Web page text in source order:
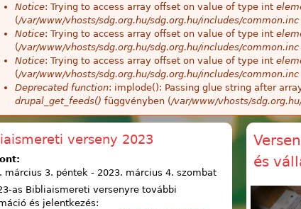
Notice: Trying to access array offset on value of type int
(/var/www/vhosts/sdg.org.hu/sdg.org.hu/includes/common.inc
Notice: Trying to access array offset on value of type int
(/var/www/vhosts/sdg.org.hu/sdg.org.hu/includes/common.inc
Notice: Trying to access array offset on value of type int
(/var/www/vhosts/sdg.org.hu/sdg.org.hu/includes/common.inc
Deprecated function: implode(): Passing glue string after
drupal_get_feeds() függvényben (/var/www/vhosts/
verseny 2023
március 3. péntek - 2023. március 4. szombat
as Bibliaismereti versenyre további
és jelentkezés:
és